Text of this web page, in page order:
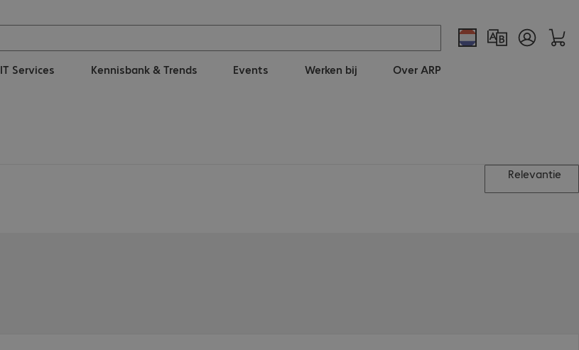
IT Services Kennisbank & Trends Events Werken bij Over ARP
Relevantie